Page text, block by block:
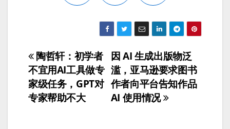
文
章
导
因 AI 生成出版物泛
滥，亚马逊要求图书
作者向平台告知作品
AI 使用情况
陶哲轩：初学者
不宜用AI工具做专
家级任务，GPT对
专家帮助不大